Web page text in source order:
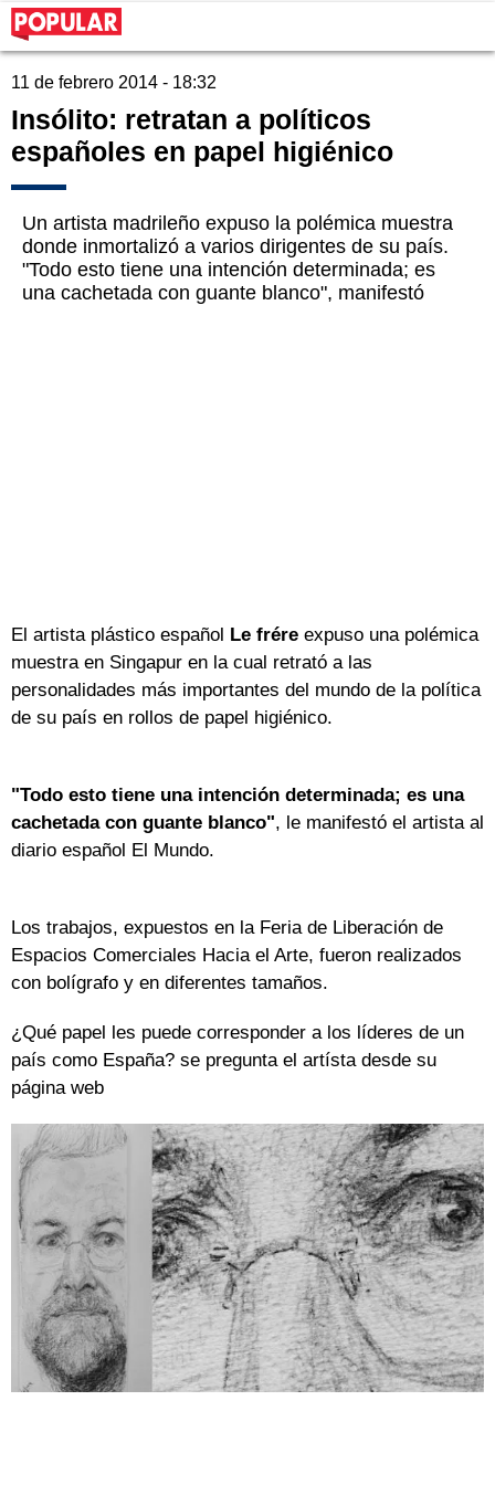
11 de febrero 2014 - 18:32
Insólito: retratan a políticos
españoles en papel higiénico
Un artista madrileño expuso la polémica muestra
donde inmortalizó a varios dirigentes de su país.
"Todo esto tiene una intención determinada; es
una cachetada con guante blanco", manifestó
El artista plástico español Le frére expuso una polémica
muestra en Singapur en la cual retrató a las
personalidades más importantes del mundo de la política
de su país en rollos de papel higiénico.
"Todo esto tiene una intención determinada; es una
cachetada con guante blanco", le manifestó el artista al
diario español El Mundo.
Los trabajos, expuestos en la Feria de Liberación de
Espacios Comerciales Hacia el Arte, fueron realizados
con bolígrafo y en diferentes tamaños.
¿Qué papel les puede corresponder a los líderes de un
país como España? se pregunta el artísta desde su
página web